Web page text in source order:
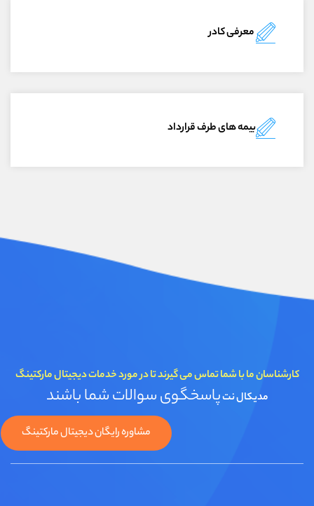
معرفی کادر
بیمه های طرف قرارداد
کارشناسان ما با شما تماس می گیرند تا در مورد خدمات دیجیتال مارکتینگ
مدیکال نتپاسخگوی سوالات شما باشند
مشاوره رایگان دیجیتال مارکتینگ